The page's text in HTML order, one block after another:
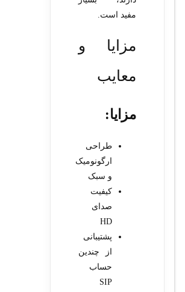
مفید است.
مزایا و
معایب
مزایا:
طراحی
ارگونومیک
و سبک
کیفیت
صدای
HD
پشتیبانی
از چندین
حساب
SIP